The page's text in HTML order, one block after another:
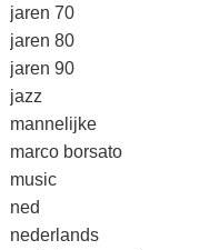
jaren 70
jaren 80
jaren 90
jazz
mannelijke
marco borsato
music
ned
nederlands